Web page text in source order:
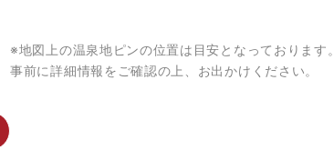
※地図上の温泉地ピンの位置は目安となっております。
事前に詳細情報をご確認の上、お出かけください。